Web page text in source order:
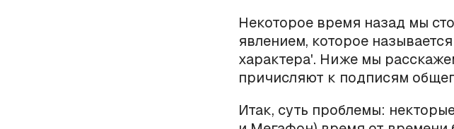
Некоторое время назад мы
явлением, которое
характера'. Ниже мы
причисляют к подписям
Итак, суть проблемы: